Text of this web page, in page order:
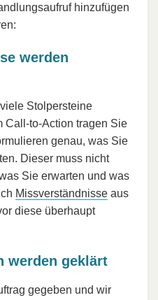
hinzufügen
werden
Stolpersteine
Call-to-Action tragen Sie
genau, was Sie
Dieser muss nicht
Sie erwarten und was
Missverständnisse aus
diese überhaupt
werden geklärt
gegeben und wir